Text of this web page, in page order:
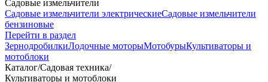
Садовые измельчители
Садовые измельчители электрическиеСадовые измельчители
бензиновые
Перейти в раздел
ЗернодробилкиЛодочные моторыМотобурыКультиваторы и
мотоблоки
Каталог/Садовая техника/
Культиваторы и мотоблоки